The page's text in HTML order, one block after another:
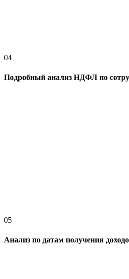
04
Подробный анализ НДФЛ по
05
Анализ по датам получения